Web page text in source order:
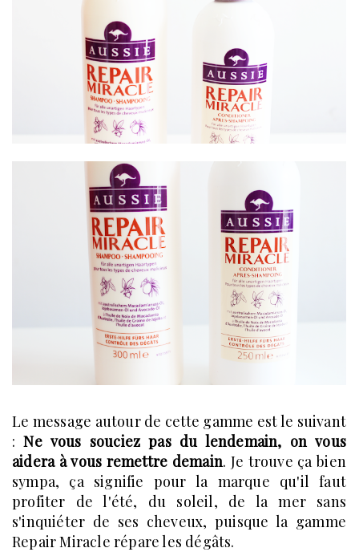
Le message autour de cette gamme est le suivant
:Ne vous souciez pas du lendemain, on vous
aidera à vous remettre demain. Je trouve ça bien
sympa, ça signifie pour la marque qu'il faut
profiter de l'été, du soleil, de la mer sans
s'inquiéter de ses cheveux, puisque la gamme
Repair Miracle répare les dégâts.